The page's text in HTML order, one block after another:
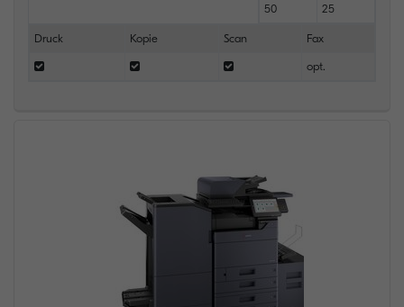
50 25
Druck Kopie Scan Fax
opt.